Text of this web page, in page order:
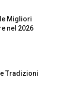
Migliori
nel 2026
Tradizioni